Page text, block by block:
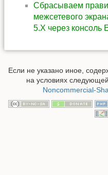
Сбрасываем
межсетевого
5.X через консоль
Если не указано иное,
на условиях
Noncommercial-